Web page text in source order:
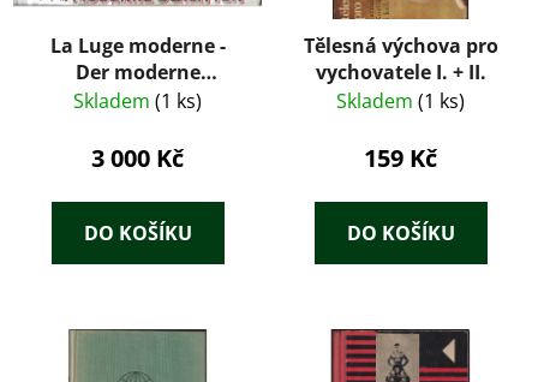
La Luge moderne -
Der moderne
Schlitten - The
BACHMANN FRÉRES
Skladem (1 ks)
3 000 Kč
DO KOŠÍKU
Tělesná výchova pro
vychovatele I. + II.
Skladem (1 ks)
159 Kč
DO KOŠÍKU